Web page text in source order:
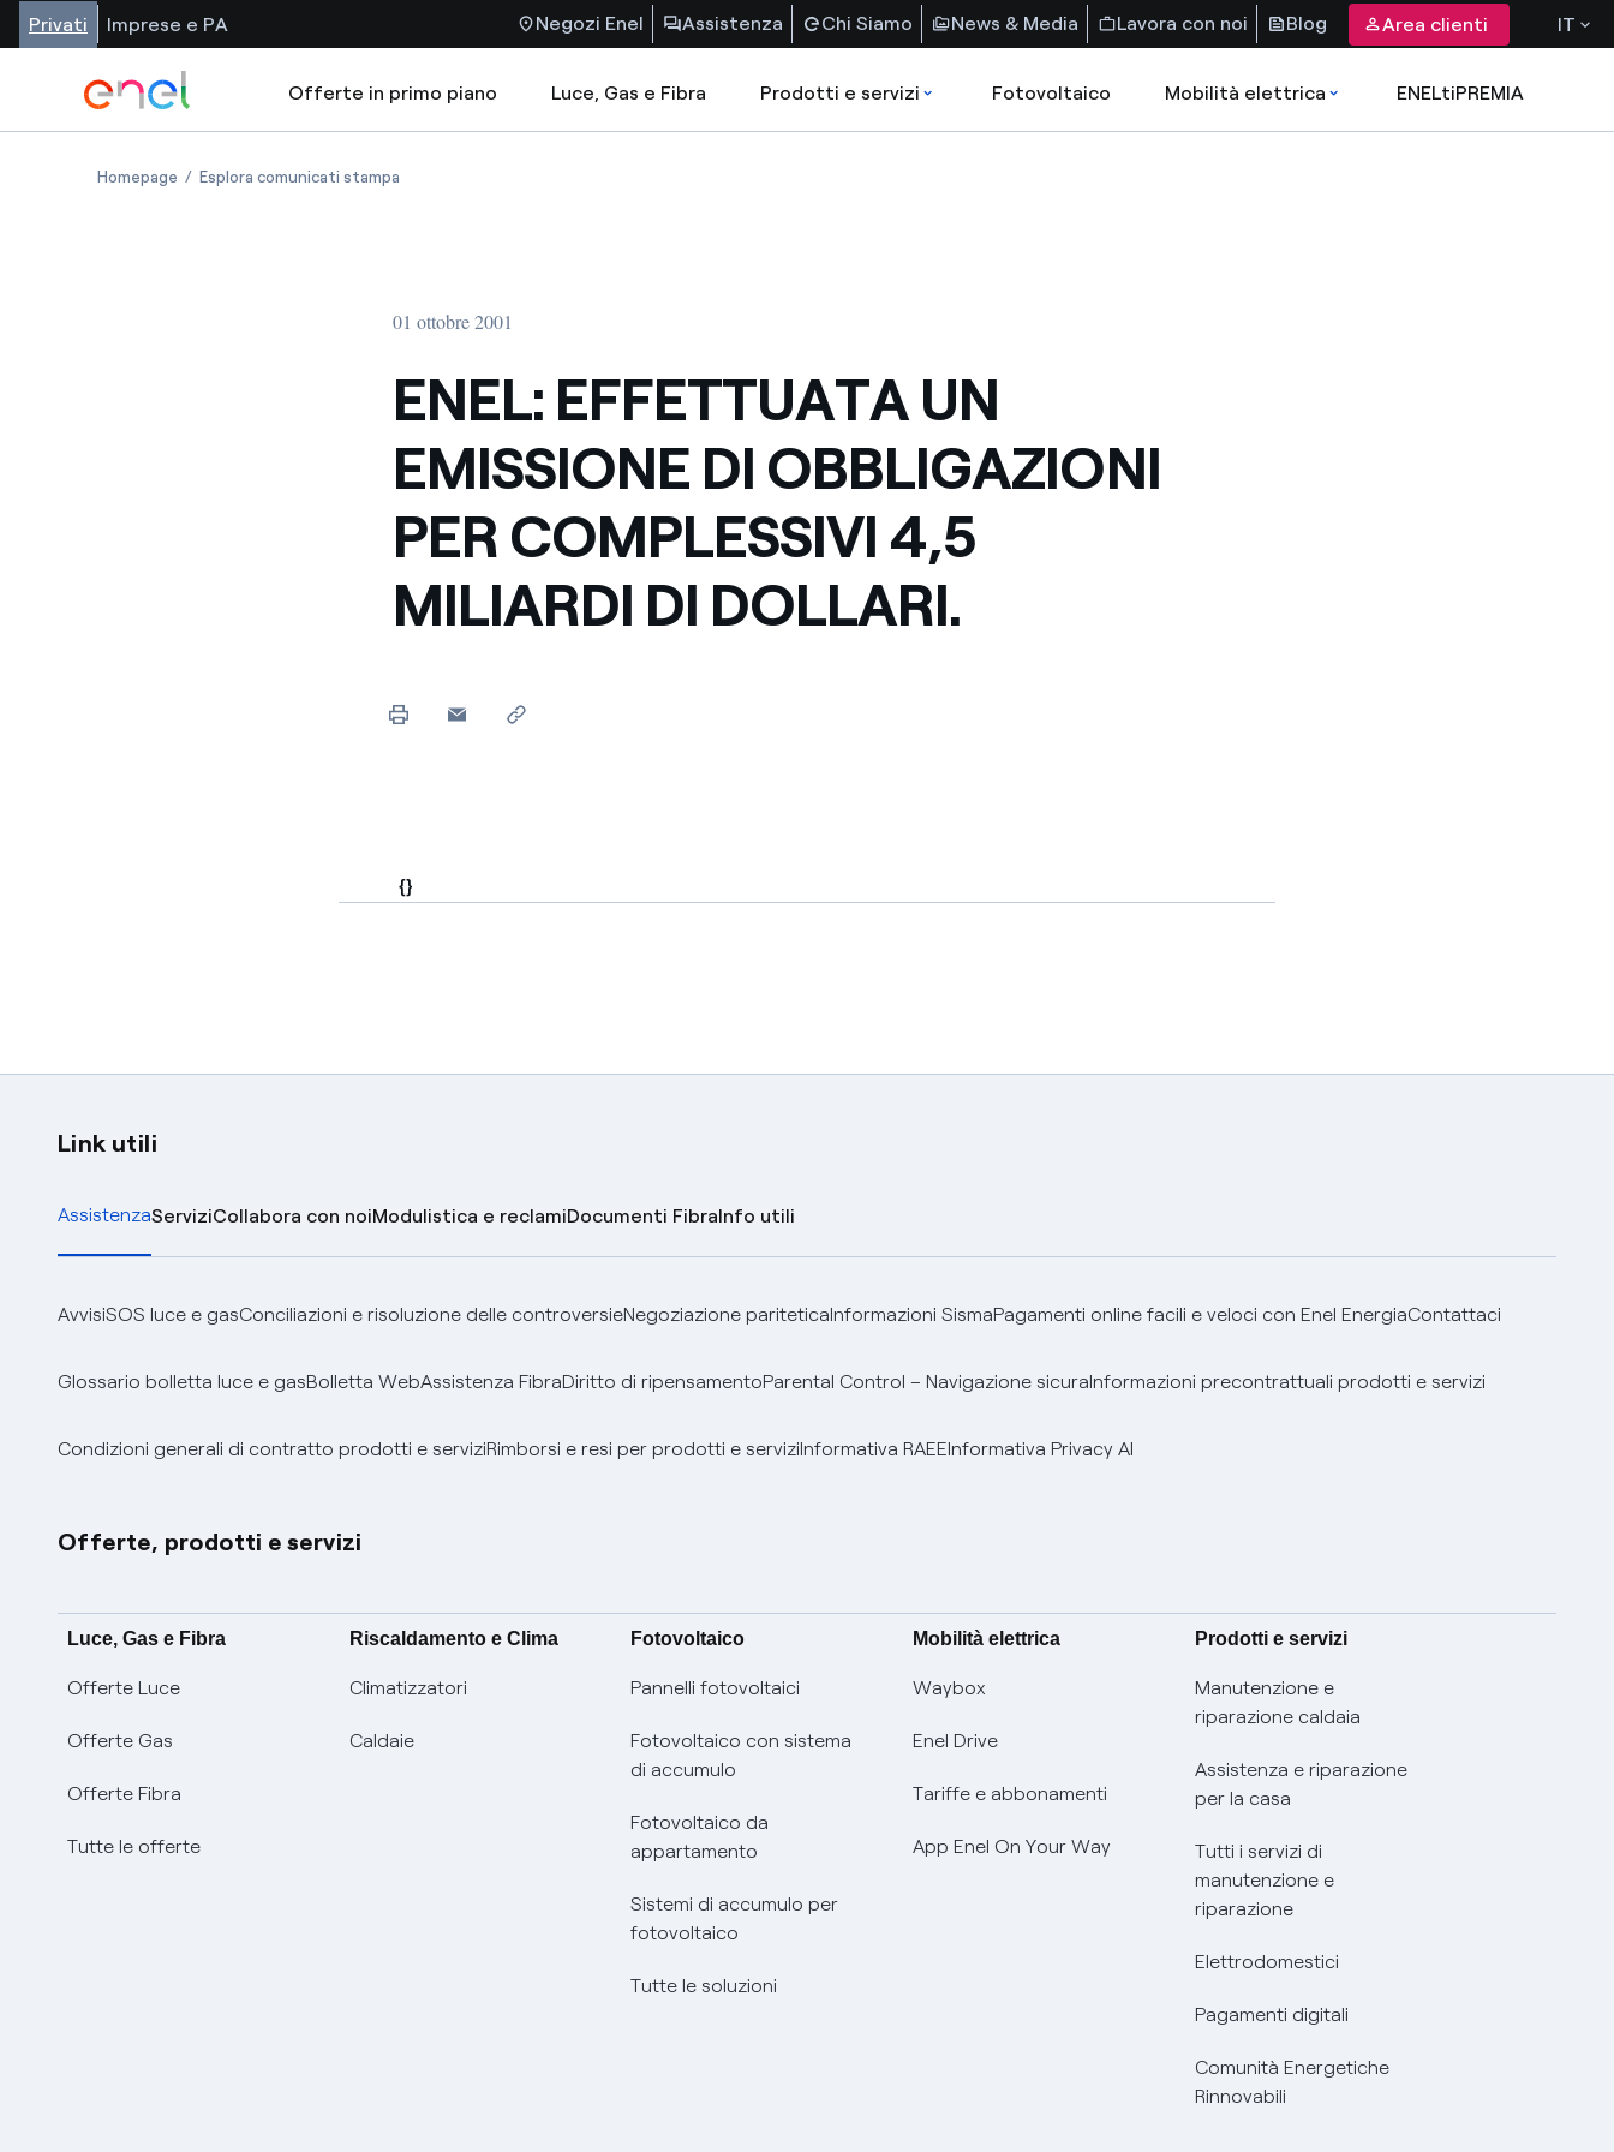
Privati Imprese e PA Negozi Enel Assistenza Chi Siamo News & Media Lavora con noi Blog Area clienti IT
Offerte in primo piano Luce, Gas e Fibra Prodotti e servizi Fotovoltaico Mobilità elettrica ENELtiPREMIA
Homepage Esplora comunicati stampa
01 ottobre 2001
ENEL: EFFETTUATA UN
EMISSIONE DI OBBLIGAZIONI
PER COMPLESSIVI 4,5
MILIARDI DI DOLLARI.
{}
Link utili
AssistenzaServiziCollabora con noiModulistica e reclamiDocumenti FibraInfo utili
AvvisiSOS luce e gasConciliazioni e risoluzione delle controversieNegoziazione pariteticaInformazioni SismaPagamenti online facili e veloci con Enel EnergiaContattaci
Glossario bolletta luce e gasBolletta WebAssistenza FibraDiritto di ripensamentoParental Control – Navigazione sicuraInformazioni precontrattuali prodotti e servizi
Condizioni generali di contratto prodotti e serviziRimborsi e resi per prodotti e serviziInformativa RAEEInformativa Privacy AI
Offerte, prodotti e servizi
Luce, Gas e Fibra
Offerte Luce
Offerte Gas
Offerte Fibra
Tutte le offerte
Riscaldamento e Clima
Climatizzatori
Caldaie
Fotovoltaico
Pannelli fotovoltaici
Fotovoltaico con sistema
di accumulo
Fotovoltaico da
appartamento
Sistemi di accumulo per
fotovoltaico
Tutte le soluzioni
Mobilità elettrica
Waybox
Enel Drive
Tariffe e abbonamenti
App Enel On Your Way
Prodotti e servizi
Manutenzione e
riparazione caldaia
Assistenza e riparazione
per la casa
Tutti i servizi di
manutenzione e
riparazione
Elettrodomestici
Pagamenti digitali
Comunità Energetiche
Rinnovabili